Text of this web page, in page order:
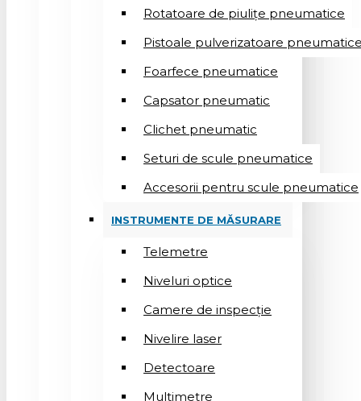
Rotatoare de piulițe pneumatice
Pistoale pulverizatoare
Foarfece pneumatice
Capsator pneumatic
Clichet pneumatic
Seturi de scule pneumatice
Accesorii pentru scule pneumatice
INSTRUMENTE DE MĂSURARE
Telemetre
Niveluri optice
Camere de inspecție
Nivelire laser
Detectoare
Multimetre